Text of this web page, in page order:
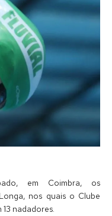
em Coimbra, os
nos quais o Clube
nadadores.